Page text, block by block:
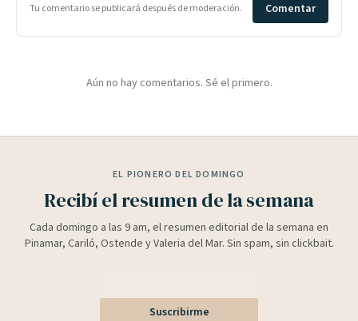
Tu comentario se publicará después de moderación. Comentar
Aún no hay comentarios. Sé el primero.
EL PIONERO DEL DOMINGO
Recibí el resumen de la semana
Cada domingo a las 9 am, el resumen editorial de la semana en
Pinamar, Cariló, Ostende y Valeria del Mar. Sin spam, sin clickbait.
Suscribirme